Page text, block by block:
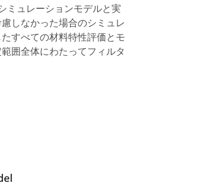
ミュレーションモデルと実
しなかった場合のシミュレ
すべての材料特性評価とモ
囲全体にわたってフィルタ